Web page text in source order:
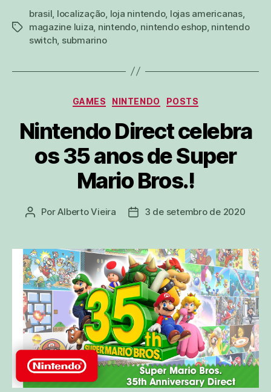
tags
brasil, localização, loja nintendo, lojas americanas,
magazine luiza, nintendo, nintendo eshop, nintendo
switch, submarino
Categorias
GAMES NINTENDO POSTS
Nintendo Direct celebra
os 35 anos de Super
Mario Bros.!
Autor
PorAlberto Vieira
Data3 de setembro de 2020